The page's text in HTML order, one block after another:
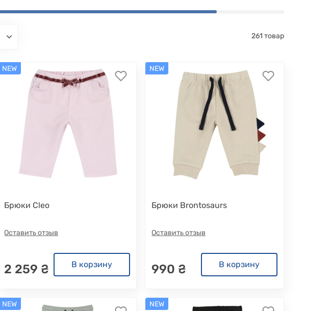
261 товар
NEW
Брюки Cleo
Оставить отзыв
2 259 ₴ В корзину
NEW
Брюки Brontosaurs
Оставить отзыв
990 ₴ В корзину
NEW NEW